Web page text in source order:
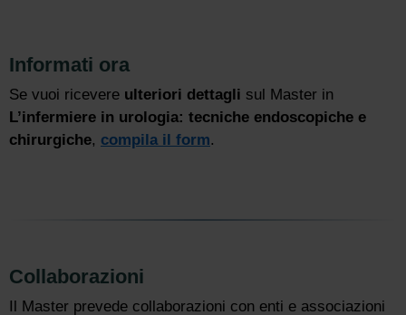
Informati ora
Se vuoi ricevere ulteriori dettagli sul Master in
L’infermiere in urologia: tecniche endoscopiche e
chirurgiche, compila il form.
Collaborazioni
Il Master prevede collaborazioni con enti e associazioni